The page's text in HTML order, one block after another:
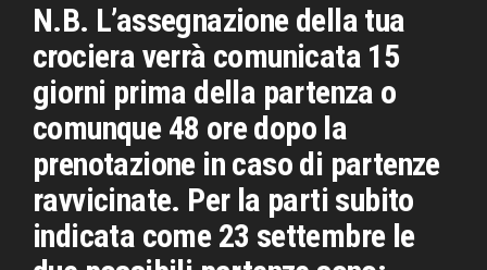
N.B. L’assegnazione della tua
crociera verrà comunicata 15
giorni prima della partenza o
comunque 48 ore dopo la
prenotazione in caso di partenze
ravvicinate. Per la parti subito
indicata come 23 settembre le